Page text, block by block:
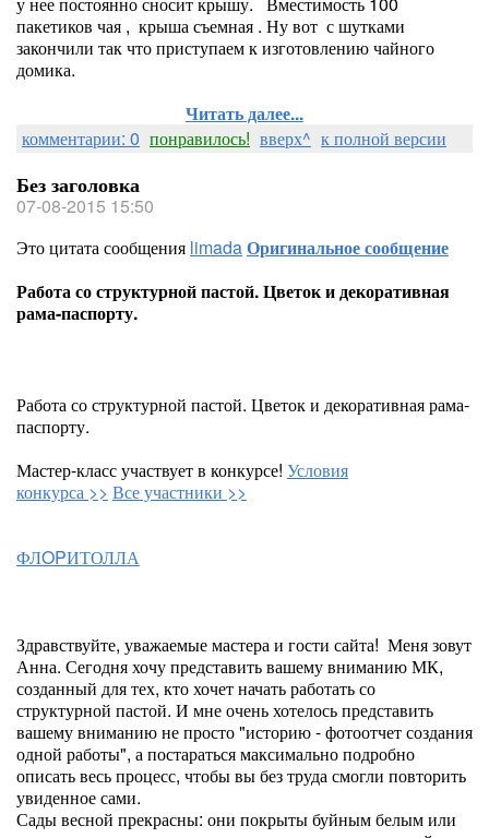
пакетиков чая , крыша съемная . Ну вот с шутками
закончили так что приступаем к изготовлению чайного
домика.
Читать далее...
комментарии: 0 понравилось! вверх^ к полной версии
Без заголовка
07-08-2015 15:50
Это цитата сообщения limadaОригинальное сообщение
Работа со структурной пастой. Цветок и декоративная
рама-паспорту.
Работа со структурной пастой. Цветок и декоративная рама-
паспорту.
Мастер-класс участвует в конкурсе! Условия
конкурса >> Все участники >>
ФЛOPИТОЛЛА
Здравствуйте, уважаемые мастера и гости сайта! Меня зовут
Анна. Сегодня хочу представить вашему вниманию МК,
созданный для тех, кто хочет начать работать со
структурной пастой. И мне очень хотелось представить
вашему вниманию не просто "историю - фотоотчет создания
одной работы", а постараться максимально подробно
описать весь процесс, чтобы вы без труда смогли повторить
увиденное сами.
Сады весной прекрасны: они покрыты буйным белым или